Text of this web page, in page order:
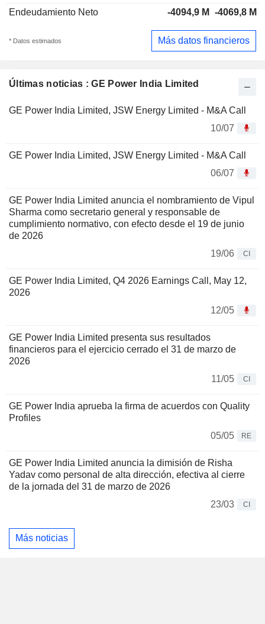
Últimas noticias : GE Power India Limited
GE Power India Limited, JSW Energy Limited - M&A Call
10/07
GE Power India Limited, JSW Energy Limited - M&A Call
06/07
GE Power India Limited anuncia el nombramiento de Vipul
Sharma como secretario general y responsable de
cumplimiento normativo, con efecto desde el 19 de junio
de 2026
19/06
CI
GE Power India Limited, Q4 2026 Earnings Call, May 12,
2026
12/05
GE Power India Limited presenta sus resultados
financieros para el ejercicio cerrado el 31 de marzo de
2026
11/05
CI
GE Power India aprueba la firma de acuerdos con Quality
Profiles
05/05
RE
GE Power India Limited anuncia la dimisión de Risha
Yadav como personal de alta dirección, efectiva al cierre
de la jornada del 31 de marzo de 2026
23/03
CI
Más noticias
Endeudamiento Neto
-4094,9 M -4069,8 M
* Datos estimados Más datos financieros